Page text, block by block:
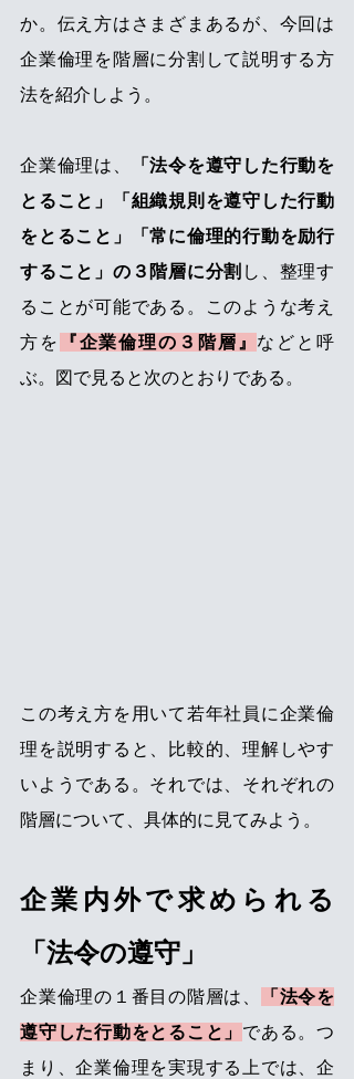
か。伝え方はさまざまあるが、今回は
企業倫理を階層に分割して説明する方
法を紹介しよう。
企業倫理は、
「法令を遵守した行動を
とること」「組織規則を遵守した行動
をとること」「常に倫理的行動を励行
すること」の３階層に分割 し、整理す
ることが可能である。このような考え
方を
『企業倫理の３階層』 などと呼
ぶ。図で見ると次のとおりである。
この考え方を用いて若年社員に企業倫
理を説明すると、比較的、理解しやす
いようである。それでは、それぞれの
階層について、具体的に見てみよう。
企業内外で求められる
「法令の遵守」
企業倫理の１番目の階層は、
「法令を
遵守した行動をとること」 である。つ
まり、企業倫理を実現する上では、企